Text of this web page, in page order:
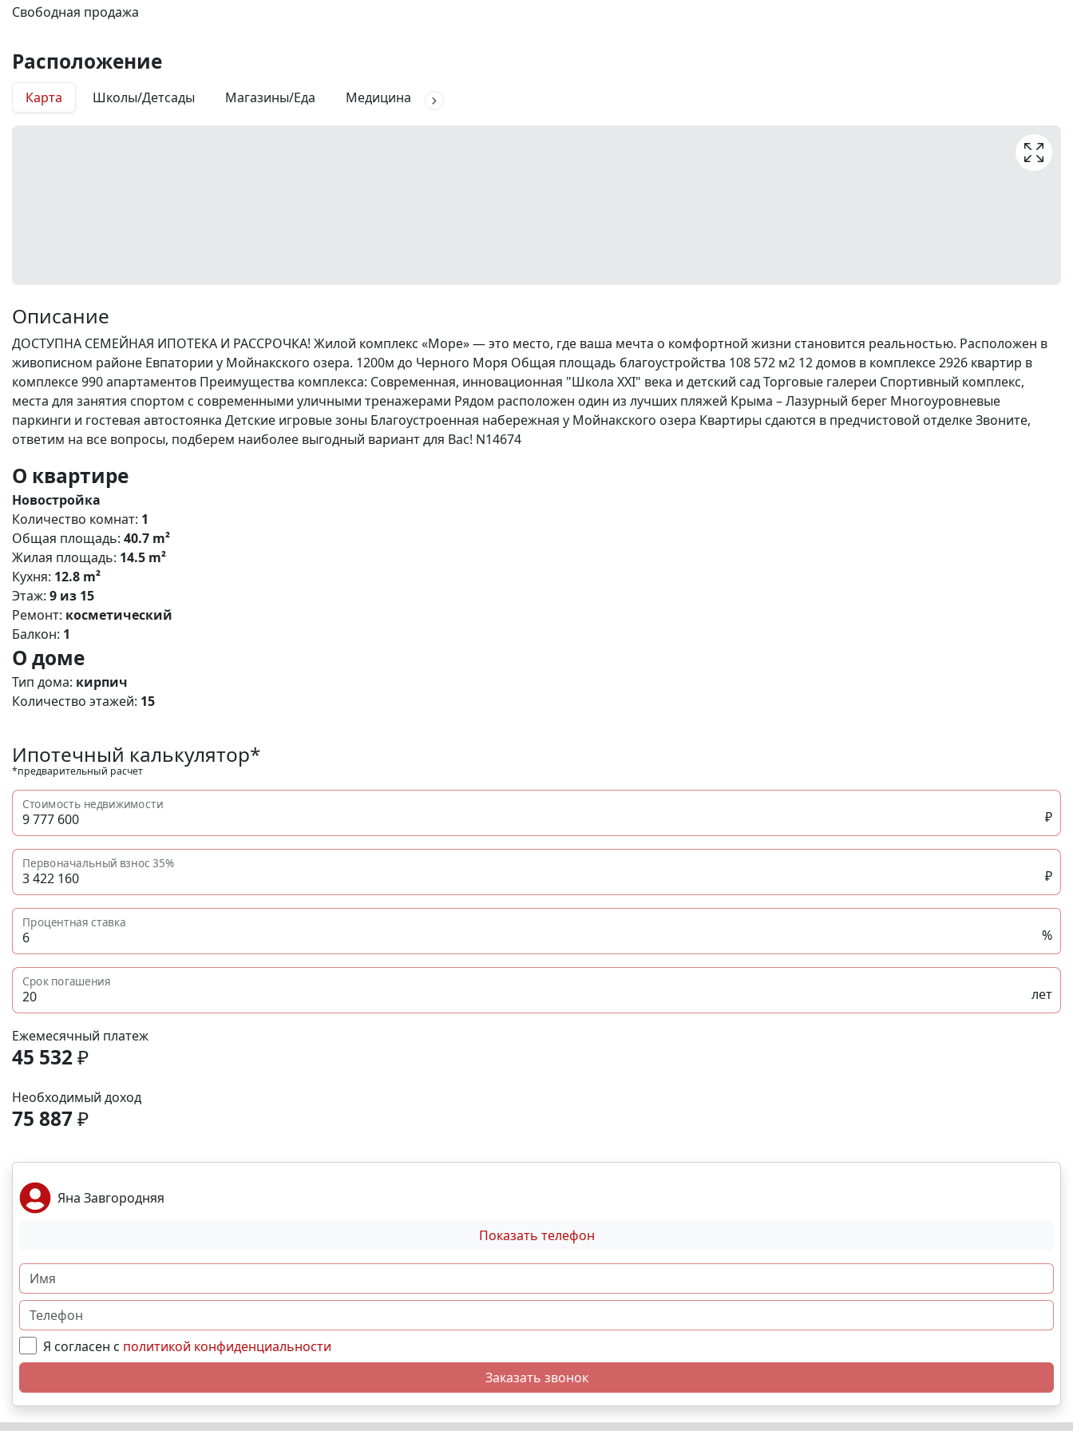
Свободная продажа
Расположение
Карта Школы/Детсады Магазины/Еда Медицина
Описание
ДОСТУПНА СЕМЕЙНАЯ ИПОТЕКА И РАССРОЧКА! Жилой комплекс «Море» — это место, где ваша мечта о комфортной жизни становится реальностью. Расположен в
живописном районе Евпатории у Мойнакского озера. 1200м до Черного Моря Общая площадь благоустройства 108 572 м2 12 домов в комплексе 2926 квартир в
комплексе 990 апартаментов Преимущества комплекса: Современная, инновационная "Школа ХХI" века и детский сад Торговые галереи Спортивный комплекс,
места для занятия спортом с современными уличными тренажерами Рядом расположен один из лучших пляжей Крыма – Лазурный берег Многоуровневые
паркинги и гостевая автостоянка Детские игровые зоны Благоустроенная набережная у Мойнакского озера Квартиры сдаются в предчистовой отделке Звоните,
ответим на все вопросы, подберем наиболее выгодный вариант для Вас! N14674
О квартире
Новостройка
Количество комнат: 1
Общая площадь: 40.7 m²
Жилая площадь: 14.5 m²
Кухня: 12.8 m²
Этаж: 9 из 15
Ремонт: косметический
Балкон: 1
О доме
Тип дома: кирпич
Количество этажей: 15
Ипотечный калькулятор*
*предварительный расчет
Стоимость недвижимости
₽
Первоначальный взнос35%
₽
Процентная ставка
%
Срок погашения
лет
Ежемесячный платеж
45 532₽
Необходимый доход
75 887₽
Яна Завгородняя
Показать телефон
Я согласен с политикой конфиденциальности
Заказать звонок